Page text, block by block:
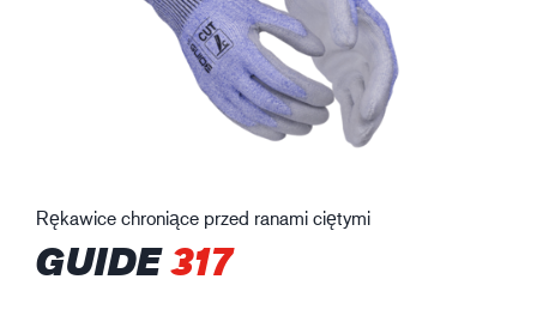
Rękawice chroniące przed ranami ciętymi
GUIDE317